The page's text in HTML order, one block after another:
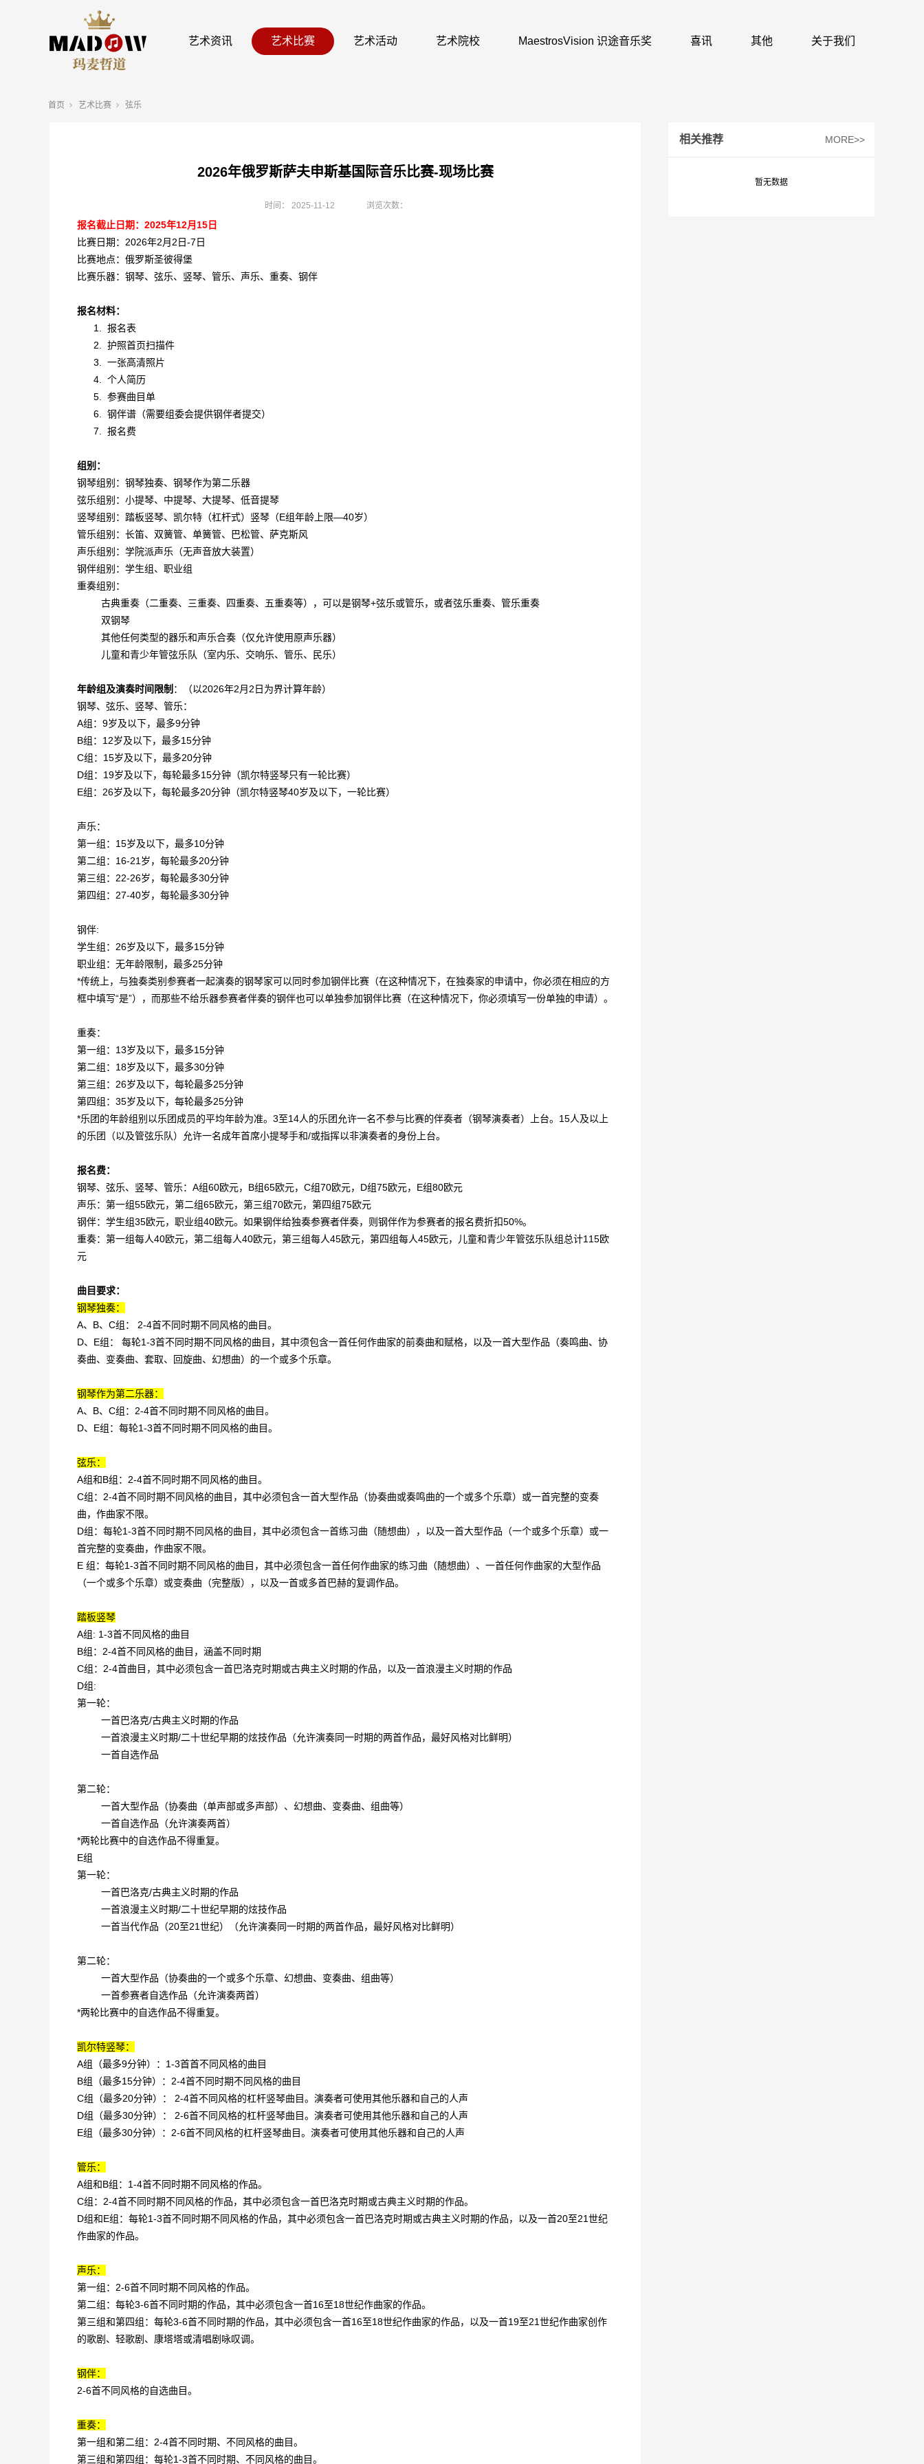
艺术资讯 艺术比赛 艺术活动 艺术院校 MaestrosVision 识途音乐奖 喜讯 其他 关于我们
首页 艺术比赛 弦乐
2026年俄罗斯萨夫申斯基国际音乐比赛-现场比赛
时间： 2025-11-12 浏览次数：
报名截止日期：2025年12月15日
比赛日期：2026年2月2日-7日
比赛地点：俄罗斯圣彼得堡
比赛乐器：钢琴、弦乐、竖琴、管乐、声乐、重奏、钢伴
报名材料：
1.
报名表
2.
护照首页扫描件
3.
一张高清照片
4.
个人简历
5.
参赛曲目单
6.
钢伴谱（需要组委会提供钢伴者提交）
7.
报名费
组别：
钢琴组别：钢琴独奏、钢琴作为第二乐器
弦乐组别：小提琴、中提琴、大提琴、低音提琴
竖琴组别：踏板竖琴、凯尔特（杠杆式）竖琴（E组年龄上限—40岁）
管乐组别：长笛、双簧管、单簧管、巴松管、萨克斯风
声乐组别：学院派声乐（无声音放大装置）
钢伴组别：学生组、职业组
重奏组别：
古典重奏（二重奏、三重奏、四重奏、五重奏等），可以是钢琴+弦乐或管乐，或者弦乐重奏、管乐重奏
双钢琴
其他任何类型的器乐和声乐合奏（仅允许使用原声乐器）
儿童和青少年管弦乐队（室内乐、交响乐、管乐、民乐）
年龄组及演奏时间限制 ：
（以2026年2月2日为界计算年龄）
钢琴、弦乐、竖琴、管乐：
A组：9岁及以下，最多9分钟
B组：12岁及以下，最多15分钟
C组：15岁及以下，最多20分钟
D组：19岁及以下，每轮最多15分钟（凯尔特竖琴只有一轮比赛）
E组：26岁及以下，每轮最多20分钟（凯尔特竖琴40岁及以下，一轮比赛）
声乐：
第一组：15岁及以下，最多10分钟
第二组：16-21岁，每轮最多20分钟
第三组：22-26岁，每轮最多30分钟
第四组：27-40岁，每轮最多30分钟
钢伴:
学生组：26岁及以下，最多15分钟
职业组：无年龄限制，最多25分钟
*传统上，与独奏类别参赛者一起演奏的钢琴家可以同时参加钢伴比赛（在这种情况下，在独奏家的申请中，你必须在相应的方
框中填写“是”），而那些不给乐器参赛者伴奏的钢伴也可以单独参加钢伴比赛（在这种情况下，你必须填写一份单独的申请）。
重奏：
第一组：13岁及以下，最多15分钟
第二组：18岁及以下，最多30分钟
第三组：26岁及以下，每轮最多25分钟
第四组：35岁及以下，每轮最多25分钟
*乐团的年龄组别以乐团成员的平均年龄为准。3至14人的乐团允许一名不参与比赛的伴奏者（钢琴演奏者）上台。15人及以上
的乐团（以及管弦乐队）允许一名成年首席小提琴手和/或指挥以非演奏者的身份上台。
报名费：
钢琴、弦乐、竖琴、管乐：A组60欧元，B组65欧元，C组70欧元，D组75欧元，E组80欧元
声乐：第一组55欧元，第二组65欧元，第三组70欧元，第四组75欧元
钢伴：学生组35欧元，职业组40欧元。如果钢伴给独奏参赛者伴奏，则钢伴作为参赛者的报名费折扣50%。
重奏：第一组每人40欧元，第二组每人40欧元，第三组每人45欧元，第四组每人45欧元，儿童和青少年管弦乐队组总计115欧
元
曲目要求：
钢琴独奏：
A、B、C组： 2-4首不同时期不同风格的曲目。
D、E组： 每轮1-3首不同时期不同风格的曲目，其中须包含一首任何作曲家的前奏曲和赋格，以及一首大型作品（奏鸣曲、协
奏曲、变奏曲、套取、回旋曲、幻想曲）的一个或多个乐章。
钢琴作为第二乐器：
A、B、C组：2-4首不同时期不同风格的曲目。
D、E组：每轮1-3首不同时期不同风格的曲目。
弦乐：
A组和B组：2-4首不同时期不同风格的曲目。
C组：2-4首不同时期不同风格的曲目，其中必须包含一首大型作品（协奏曲或奏鸣曲的一个或多个乐章）或一首完整的变奏
曲，作曲家不限。
D组：每轮1-3首不同时期不同风格的曲目，其中必须包含一首练习曲（随想曲），以及一首大型作品（一个或多个乐章）或一
首完整的变奏曲，作曲家不限。
E 组：每轮1-3首不同时期不同风格的曲目，其中必须包含一首任何作曲家的练习曲（随想曲）、一首任何作曲家的大型作品
（一个或多个乐章）或变奏曲（完整版），以及一首或多首巴赫的复调作品。
踏板竖琴
A组: 1-3首不同风格的曲目
B组：2-4首不同风格的曲目，涵盖不同时期
C组：2-4首曲目，其中必须包含一首巴洛克时期或古典主义时期的作品，以及一首浪漫主义时期的作品
D组:
第一轮：
一首巴洛克/古典主义时期的作品
一首浪漫主义时期/二十世纪早期的炫技作品（允许演奏同一时期的两首作品，最好风格对比鲜明）
一首自选作品
第二轮：
一首大型作品（协奏曲（单声部或多声部）、幻想曲、变奏曲、组曲等）
一首自选作品（允许演奏两首）
*两轮比赛中的自选作品不得重复。
E组
第一轮：
一首巴洛克/古典主义时期的作品
一首浪漫主义时期/二十世纪早期的炫技作品
一首当代作品（20至21世纪）（允许演奏同一时期的两首作品，最好风格对比鲜明）
第二轮：
一首大型作品（协奏曲的一个或多个乐章、幻想曲、变奏曲、组曲等）
一首参赛者自选作品（允许演奏两首）
*两轮比赛中的自选作品不得重复。
凯尔特竖琴：
A组（最多9分钟）：1-3首首不同风格的曲目
B组（最多15分钟）：2-4首不同时期不同风格的曲目
C组（最多20分钟）： 2-4首不同风格的杠杆竖琴曲目。演奏者可使用其他乐器和自己的人声
D组（最多30分钟）： 2-6首不同风格的杠杆竖琴曲目。演奏者可使用其他乐器和自己的人声
E组（最多30分钟）：2-6首不同风格的杠杆竖琴曲目。演奏者可使用其他乐器和自己的人声
管乐：
A组和B组：1-4首不同时期不同风格的作品。
C组：2-4首不同时期不同风格的作品，其中必须包含一首巴洛克时期或古典主义时期的作品。
D组和E组：每轮1-3首不同时期不同风格的作品，其中必须包含一首巴洛克时期或古典主义时期的作品，以及一首20至21世纪
作曲家的作品。
声乐：
第一组：2-6首不同时期不同风格的作品。
第二组：每轮3-6首不同时期的作品，其中必须包含一首16至18世纪作曲家的作品。
第三组和第四组：每轮3-6首不同时期的作品，其中必须包含一首16至18世纪作曲家的作品，以及一首19至21世纪作曲家创作
的歌剧、轻歌剧、康塔塔或清唱剧咏叹调。
钢伴：
2-6首不同风格的自选曲目。
重奏：
第一组和第二组：2-4首不同时期、不同风格的曲目。
第三组和第四组：每轮1-3首不同时期、不同风格的曲目。
相关推荐 MORE>>
暂无数据